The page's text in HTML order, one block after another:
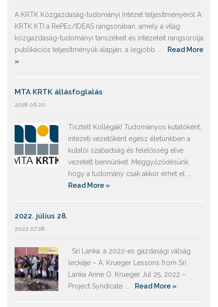
A KRTK Közgazdaság-tudományi Intézet teljesítményéről A
KRTK KTI a RePEc/IDEAS rangsorában, amely a világ
közgazdaság-tudományi tanszékeit és intézeteit rangsorolja
publikációs teljesítményük alapján, a legjobb ...
Read More
»
MTA KRTK állásfoglalás
2018.06.20.
Tisztelt Kollégák! Tudományos kutatóként,
intézeti vezetőként egész életünkben a
kutatói szabadság és felelősség elve
vezetett bennünket. Meggyőződésünk,
hogy a tudomány csak akkor érhet el ...
Read More »
2022. július 28.
2022.07.28.
Srí Lanka: a 2022-es gazdasági válság
leckéje – A. Krueger Lessons from Sri
Lanka Anne O. Krueger Jul 25, 2022 –
Project Syndicate ...
Read More »